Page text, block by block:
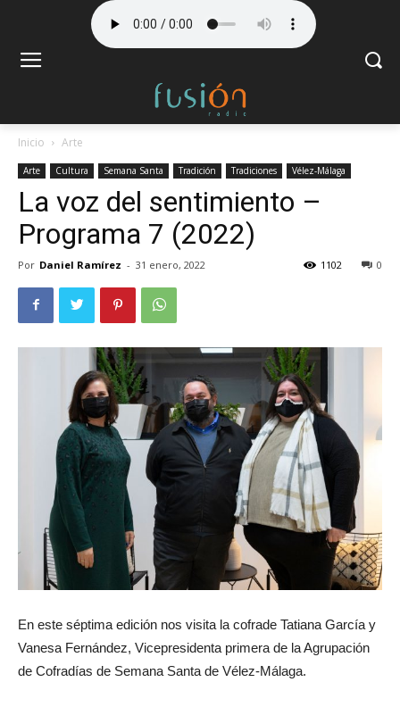
Inicio Arte
Arte Cultura Semana Santa Tradición Tradiciones Vélez-Málaga
La voz del sentimiento –
Programa 7 (2022)
Por Daniel Ramírez - 31 enero, 2022 0
1102
En este séptima edición nos visita la cofrade Tatiana García y
Vanesa Fernández, Vicepresidenta primera de la Agrupación
de Cofradías de Semana Santa de Vélez-Málaga.